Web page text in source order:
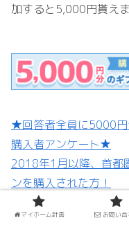
加すると5,000円貰え
★回答者全員に5000
購入者アンケート★
2018年1月以降、首都
ンを購入された方！
■■■■回答者全員に
マイホーム計画 お問い合